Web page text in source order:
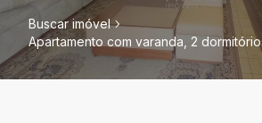
Buscar imóvel
Apartamento com varanda, 2